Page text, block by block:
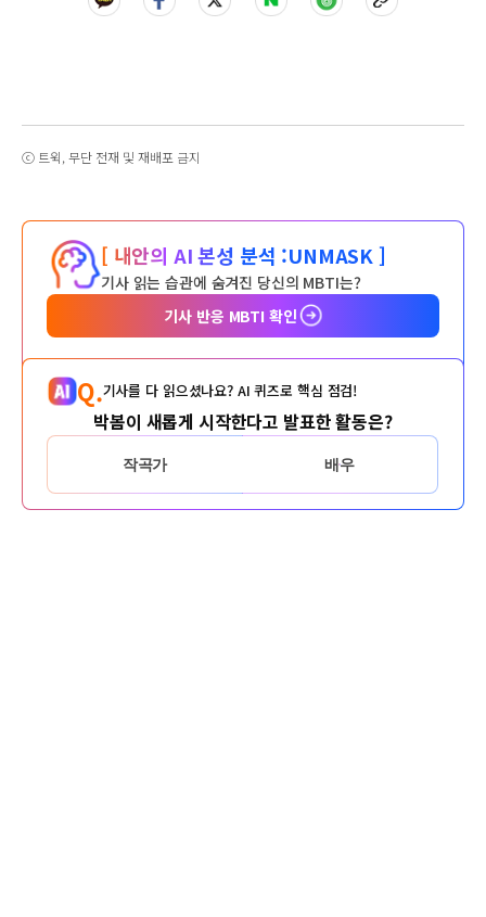
ⓒ 트윅, 무단 전재 및 재배포 금지
[ 내안의 AI 본성 분석 :UNMASK ]
기사 읽는 습관에 숨겨진 당신의 MBTI는?
기사 반응 MBTI 확인
Q.기사를 다 읽으셨나요? AI 퀴즈로 핵심 점검!
박봄이 새롭게 시작한다고 발표한 활동은?
작곡가 배우